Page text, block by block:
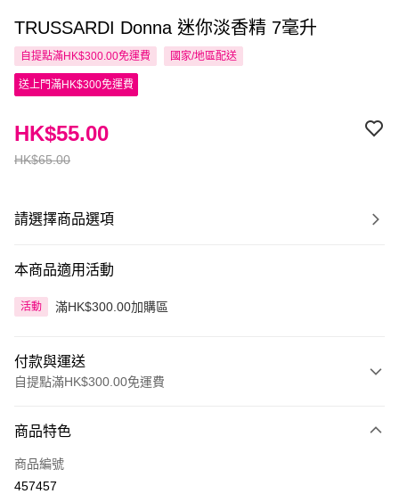
TRUSSARDI Donna 迷你淡香精 7毫升
自提點滿HK$300.00免運費 國家/地區配送
送上門滿HK$300免運費
HK$65.00
HK$55.00
請選擇商品選項
本商品適用活動
活動 滿HK$300.00加購區
付款與運送
自提點滿HK$300.00免運費
信用卡
Apple Pay
商品特色
商品編號
457457